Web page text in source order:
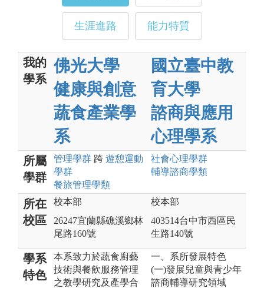
生涯進路 能力特質
我的
學系
佛光大學
健康與創意
蔬食產業學
系
國立臺中教
育大學
諮商與應用
心理學系
所屬
學群
管理學群 跨 遊憩運動
學群
餐旅管理學類
社會心理學群
輔導諮商學類
所在
校區
校本部
26247宜蘭縣礁溪鄉林
尾路160號
校本部
403514台中市西區民
生路140號
學系
特色
本系致力於蔬食廚藝
技術與餐飲服務管理
之教學研究及產學合
一、系所發展特色
(一)發展兒童與青少年
諮商輔導研究領域